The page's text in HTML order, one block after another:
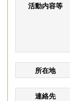
活動内容等
所在地
連絡先